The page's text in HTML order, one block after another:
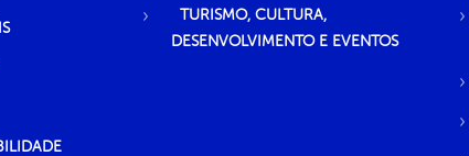
TURISMO, CULTURA,
DESENVOLVIMENTO E EVENTOS